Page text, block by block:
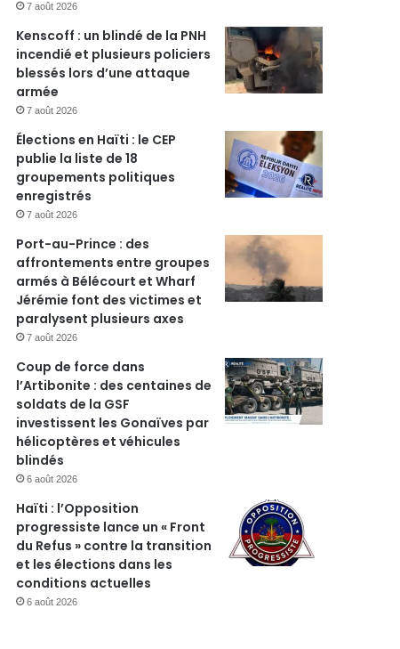
7 août 2026
Kenscoff : un blindé de la PNH
incendié et plusieurs policiers
blessés lors d’une attaque
armée
7 août 2026
Élections en Haïti : le CEP
publie la liste de 18
groupements politiques
enregistrés
7 août 2026
Port-au-Prince : des
affrontements entre groupes
armés à Bélécourt et Wharf
Jérémie font des victimes et
paralysent plusieurs axes
7 août 2026
Coup de force dans
l’Artibonite : des centaines de
soldats de la GSF
investissent les Gonaïves par
hélicoptères et véhicules
blindés
6 août 2026
Haïti : l’Opposition
progressiste lance un « Front
du Refus » contre la transition
et les élections dans les
conditions actuelles
6 août 2026